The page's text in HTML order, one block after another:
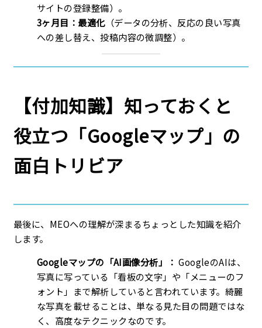
サイトの登録整備）。
3ヶ月目：最適化（データの分析、反応の良い写真
への差し替え、投稿内容の微調整）。
【付加知識】知っておくと
役立つ「Googleマップ」の
面白トリビア
最後に、MEOへの理解が深まるちょっとした知識を紹介
します。
Googleマップの「AI画像分析」： GoogleのAIは、
写真に写っている「看板の文字」や「メニューのフ
ォント」まで解析していると言われています。綺麗
な写真を載せることは、単なる見た目の問題ではな
く、高度なテクニックなのです。